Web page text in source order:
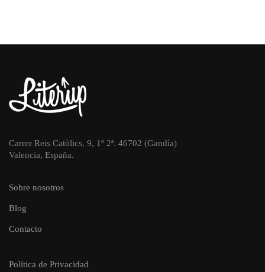
Carrer Reis Catòlics, 9, 1º 2ª. 46702 (Gandía)
Valencia, España.
Sobre nosotros
Blog
Contacto
Política de Privacidad